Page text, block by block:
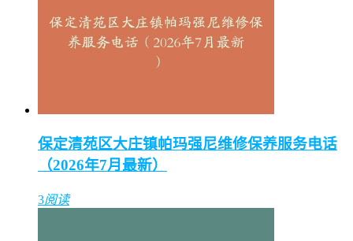
保定清苑区大庄镇帕玛强尼维修保养服务电话
（2026年7月最新）
3阅读